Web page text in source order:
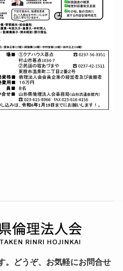
。どうぞ、お気軽にお問合せ